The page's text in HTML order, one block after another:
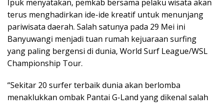
Ipuk menyatakan, pemkab bersama pelaku wisata akan
terus menghadirkan ide-ide kreatif untuk menunjang
pariwisata daerah. Salah satunya pada 29 Mei ini
Banyuwangi menjadi tuan rumah kejuaraan surfing
yang paling bergensi di dunia, World Surf League/WSL
Championship Tour.
“Sekitar 20 surfer terbaik dunia akan berlomba
menaklukkan ombak Pantai G-Land yang dikenal salah